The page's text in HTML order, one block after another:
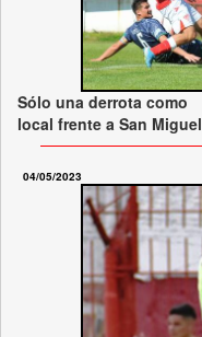
Sólo una derrota como
local frente a San Miguel
04/05/2023